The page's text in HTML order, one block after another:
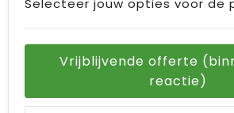
Selecteer jouw opties voor de
Vrijblijvende offerte
reactie)